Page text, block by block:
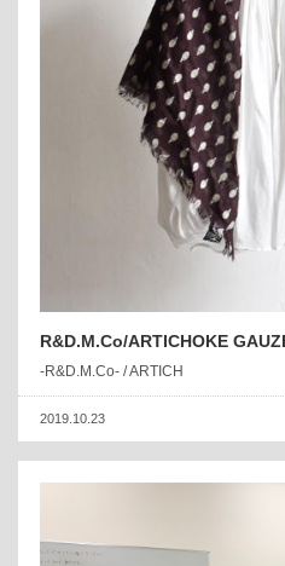
R&D.M.Co/ARTICHOKE
-R&D.M.Co- / ARTICH
2019.10.23